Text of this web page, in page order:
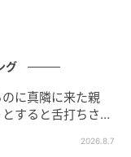
ピまで。月間利用者1
作品をもっとみる
グ
に真隣に来た親
すると舌打ちさ
2026.8.7